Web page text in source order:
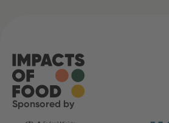
Sponsored by